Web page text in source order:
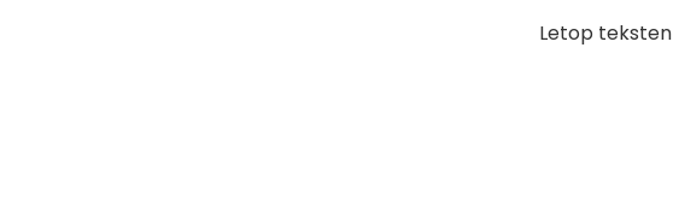
Letop teksten